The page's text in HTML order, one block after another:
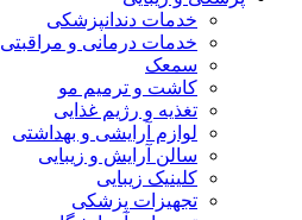
خدمات دندانپزشکی
خدمات درمانی و مراقبتی
سمعک
کاشت و ترمیم مو
تغذیه و رژیم غذایی
لوازم آرایشی و بهداشتی
سالن آرایش و زیبایی
کلینیک زیبایی
تجهیزات پزشکی